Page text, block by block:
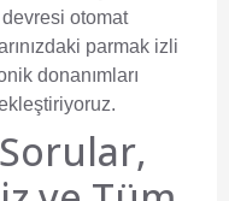
otomat
parmak izli
donanımları